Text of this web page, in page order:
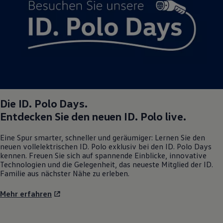
Magazin
Lifestyle
Transport
Familie
Elektromobilität
Die ID. Polo Days.
Entdecken Sie den neuen ID. Polo live.
Eine Spur smarter, schneller und geräumiger: Lernen Sie den
neuen vollelektrischen ID. Polo exklusiv bei den ID. Polo Days
kennen. Freuen Sie sich auf spannende Einblicke, innovative
Technologien und die Gelegenheit, das neueste Mitglied der ID.
Familie aus nächster Nähe zu erleben.
Mehr erfahren